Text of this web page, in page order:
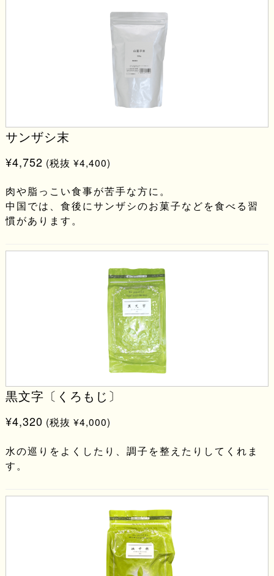
サンザシ末
¥4,752 (税抜 ¥4,400)
肉や脂っこい食事が苦手な方に。
中国では、食後にサンザシのお菓子などを食べる習
慣があります。
黒文字〔くろもじ〕
¥4,320 (税抜 ¥4,000)
水の巡りをよくしたり、調子を整えたりしてくれま
す。